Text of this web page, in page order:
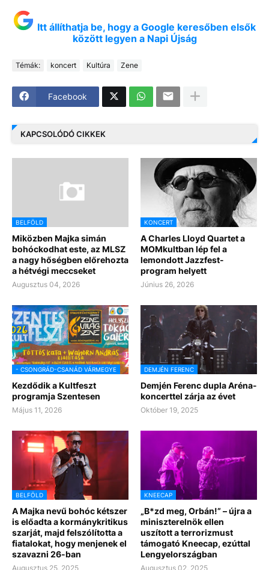
Itt állíthatja be, hogy a Google keresőben elsők
között legyen a Napi Újság
Témák: koncert Kultúra Zene
Facebook
KAPCSOLÓDÓ CIKKEK
BELFÖLD
Miközben Majka simán
bohóckodhat este, az MLSZ
a nagy hőségben előrehozta
a hétvégi meccseket
Augusztus 04, 2026
KONCERT
A Charles Lloyd Quartet a
MOMkultban lép fel a
lemondott Jazzfest-
program helyett
Június 26, 2026
- CSONGRÁD-CSANÁD VÁRMEGYE
Kezdődik a Kultfeszt
programja Szentesen
Május 11, 2026
DEMJÉN FERENC
Demjén Ferenc dupla Aréna-
koncerttel zárja az évet
Október 19, 2025
BELFÖLD
A Majka nevű bohóc kétszer
is előadta a kormánykritikus
szarját, majd felszólította a
fiatalokat, hogy menjenek el
szavazni 26-ban
Augusztus 25, 2025
KNEECAP
„B*zd meg, Orbán!” – újra a
miniszterelnök ellen
uszított a terrorizmust
támogató Kneecap, ezúttal
Lengyelországban
Augusztus 02, 2025